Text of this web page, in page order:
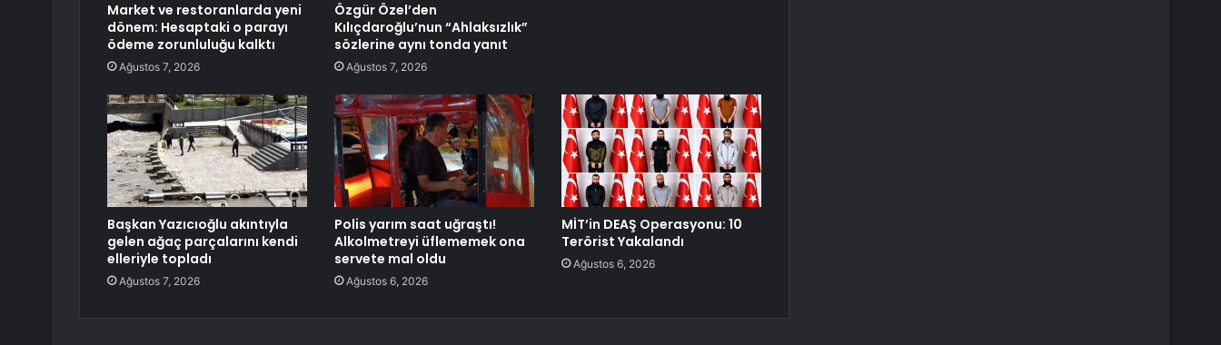
Market ve restoranlarda yeni
dönem: Hesaptaki o parayı
ödeme zorunluluğu kalktı
Ağustos 7, 2026
Özgür Özel’den
Kılıçdaroğlu’nun “Ahlaksızlık”
sözlerine aynı tonda yanıt
Ağustos 7, 2026
Başkan Yazıcıoğlu akıntıyla
gelen ağaç parçalarını kendi
elleriyle topladı
Ağustos 7, 2026
Polis yarım saat uğraştı!
Alkolmetreyi üflememek ona
servete mal oldu
Ağustos 6, 2026
MİT’in DEAŞ Operasyonu: 10
Terörist Yakalandı
Ağustos 6, 2026